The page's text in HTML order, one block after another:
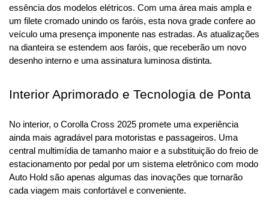
essência dos modelos elétricos. Com uma área mais ampla e
um filete cromado unindo os faróis, esta nova grade confere ao
veículo uma presença imponente nas estradas. As atualizações
na dianteira se estendem aos faróis, que receberão um novo
desenho interno e uma assinatura luminosa distinta.
Interior Aprimorado e Tecnologia de Ponta
No interior, o Corolla Cross 2025 promete uma experiência
ainda mais agradável para motoristas e passageiros. Uma
central multimídia de tamanho maior e a substituição do freio de
estacionamento por pedal por um sistema eletrônico com modo
Auto Hold são apenas algumas das inovações que tornarão
cada viagem mais confortável e conveniente.